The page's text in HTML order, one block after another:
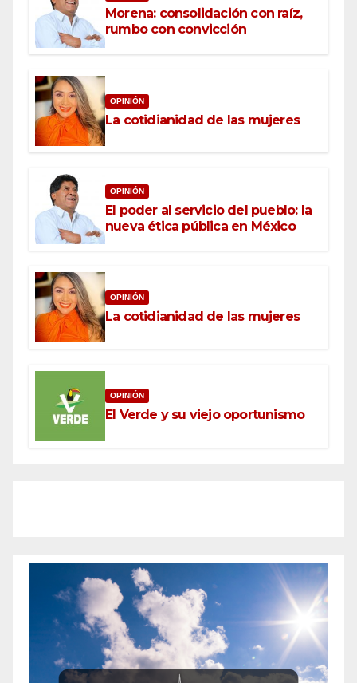
Morena: consolidación con raíz,
rumbo con convicción
OPINIÓN
La cotidianidad de las mujeres
OPINIÓN
El poder al servicio del pueblo: la
nueva ética pública en México
OPINIÓN
La cotidianidad de las mujeres
OPINIÓN
El Verde y su viejo oportunismo